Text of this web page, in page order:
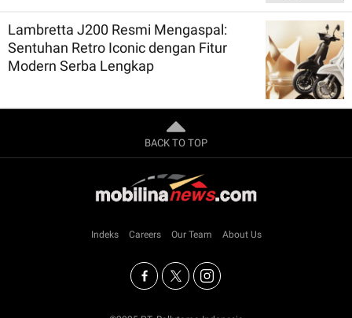
Lambretta J200 Resmi Mengaspal:
Sentuhan Retro Iconic dengan Fitur
Modern Serba Lengkap
BACK TO TOP
Indeks Careers Our Team About Us